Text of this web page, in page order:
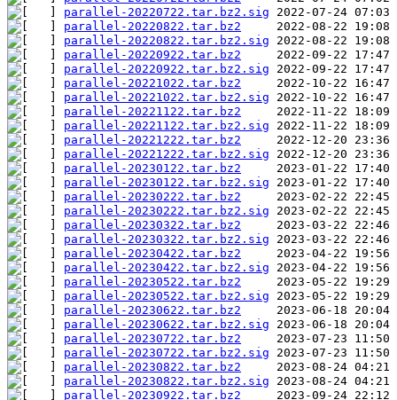
parallel-20220722.tar.bz2.sig
parallel-20220822.tar.bz2
parallel-20220822.tar.bz2.sig
parallel-20220922.tar.bz2
parallel-20220922.tar.bz2.sig
parallel-20221022.tar.bz2
parallel-20221022.tar.bz2.sig
parallel-20221122.tar.bz2
parallel-20221122.tar.bz2.sig
parallel-20221222.tar.bz2
parallel-20221222.tar.bz2.sig
parallel-20230122.tar.bz2
parallel-20230122.tar.bz2.sig
parallel-20230222.tar.bz2
parallel-20230222.tar.bz2.sig
parallel-20230322.tar.bz2
parallel-20230322.tar.bz2.sig
parallel-20230422.tar.bz2
parallel-20230422.tar.bz2.sig
parallel-20230522.tar.bz2
parallel-20230522.tar.bz2.sig
parallel-20230622.tar.bz2
parallel-20230622.tar.bz2.sig
parallel-20230722.tar.bz2
parallel-20230722.tar.bz2.sig
parallel-20230822.tar.bz2
parallel-20230822.tar.bz2.sig
parallel-20230922.tar.bz2